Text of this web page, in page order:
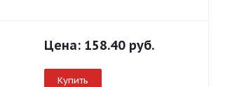
Цена: 158.40 руб.
Купить